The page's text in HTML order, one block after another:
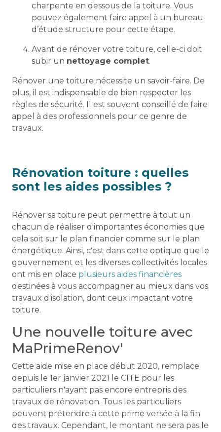
charpente en dessous de la toiture. Vous
pouvez également faire appel à un bureau
d’étude structure pour cette étape.
Avant de rénover votre toiture, celle-ci doit
subir un nettoyage complet.
Rénover une toiture nécessite un savoir-faire. De
plus, il est indispensable de bien respecter les
règles de sécurité. Il est souvent conseillé de faire
appel à des professionnels pour ce genre de
travaux.
Rénovation toiture : quelles
sont les aides possibles ?
Rénover sa toiture peut permettre à tout un
chacun de réaliser d'importantes économies que
cela soit sur le plan financier comme sur le plan
énergétique. Ainsi, c'est dans cette optique que le
gouvernement et les diverses collectivités locales
ont mis en place plusieurs aides financières
destinées à vous accompagner au mieux dans vos
travaux d'isolation, dont ceux impactant votre
toiture.
Une nouvelle toiture avec
MaPrimeRenov'
Cette aide mise en place début 2020, remplace
depuis le 1er janvier 2021 le CITE pour les
particuliers n'ayant pas encore entrepris des
travaux de rénovation. Tous les particuliers
peuvent prétendre à cette prime versée à la fin
des travaux. Cependant, le montant ne sera pas le